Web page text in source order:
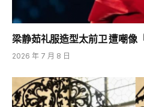
梁静茹礼服造型太前卫 遭嘲像
2026 年 7 月 8 日